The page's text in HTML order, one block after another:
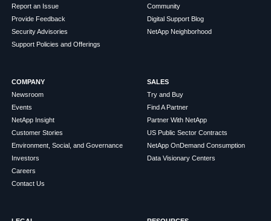
Report an Issue
Provide Feedback
Security Advisories
Support Policies and Offerings
Community
Digital Support Blog
NetApp Neighborhood
COMPANY
Newsroom
Events
NetApp Insight
Customer Stories
Environment, Social, and Governance
Investors
Careers
Contact Us
SALES
Try and Buy
Find A Partner
Partner With NetApp
US Public Sector Contracts
NetApp OnDemand Consumption
Data Visionary Centers